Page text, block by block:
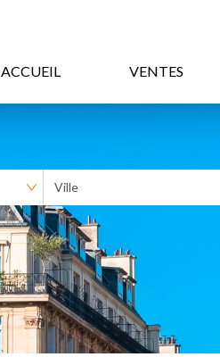
ACCUEIL VENTES